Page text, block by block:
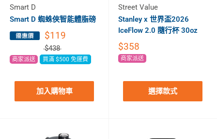
Smart D
Smart D 蜘蛛俠智能體脂磅
$119
$438
商家派送 買滿 $500 免運費
加入購物車
Street Value
Stanley x 世界盃2026
IceFlow 2.0 隨行杯 30oz
$358
商家派送
選擇款式